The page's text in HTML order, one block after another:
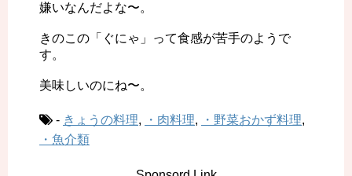
嫌いなんだよな〜。
きのこの「ぐにゃ」って食感が苦手のようで
す。
美味しいのにね〜。
- きょうの料理, ・肉料理, ・野菜おかず料理,
・魚介類